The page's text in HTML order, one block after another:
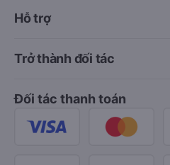
Hỗ trợ
Trở thành đối tác
Đối tác thanh toán